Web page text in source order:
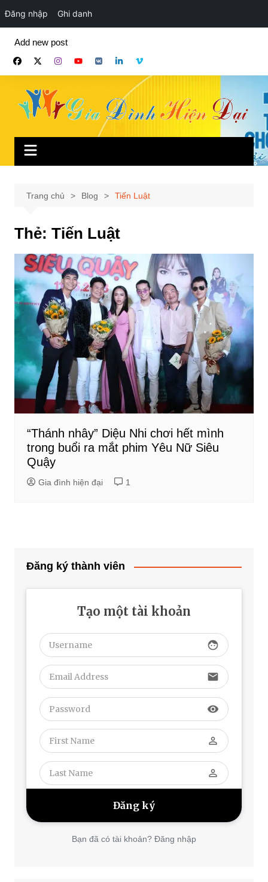
Đăng nhập Ghi danh
phần
Add new post
Trang chủ Blog Tiến Luật
Thẻ: Tiến Luật
“Thánh nhây” Diệu Nhi chơi hết mình
trong buổi ra mắt phim Yêu Nữ Siêu
Quậy
Gia đình hiện đại 1
Đăng ký thành viên
Tạo một tài khoản
face
email
visibility
perm_identity
perm_identity
Bạn đã có tài khoản? Đăng nhập